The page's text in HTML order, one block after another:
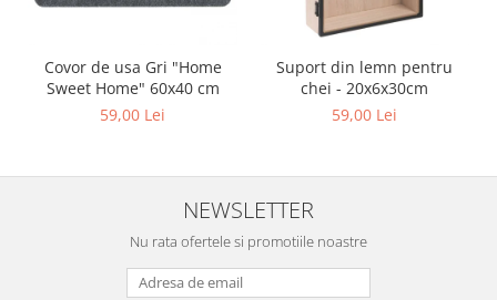
Covor de usa Gri "Home
Sweet Home" 60x40 cm
59,00 Lei
Suport din lemn pentru
chei - 20x6x30cm
59,00 Lei
NEWSLETTER
Nu rata ofertele si promotiile noastre